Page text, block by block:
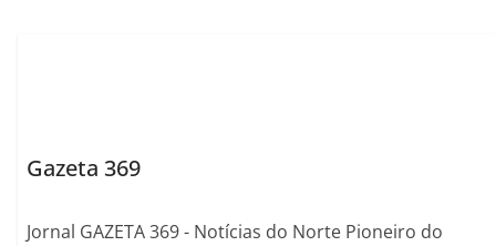
Gazeta 369
Jornal GAZETA 369 - Notícias do Norte Pioneiro do